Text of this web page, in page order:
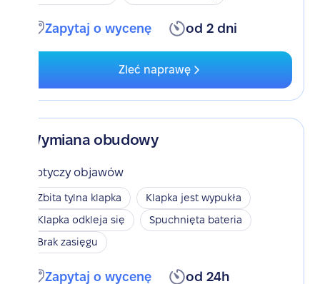
Zapytaj o wycenę od 2 dni
Zleć naprawę
Wymiana obudowy
Dotyczy objawów
Zbita tylna klapka
Klapka jest wypukła
Klapka odkleja się
Spuchnięta bateria
Brak zasięgu
Zapytaj o wycenę od 24h